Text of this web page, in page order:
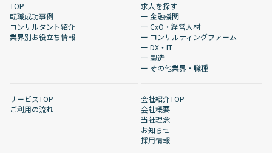
TOP
転職成功事例
コンサルタント紹介
業界別お役立ち情報
求人を探す
ー 金融機関
ー CxO・経営人材
ー コンサルティングファーム
ー DX・IT
ー 製造
ー その他業界・職種
サービスTOP
ご利用の流れ
会社紹介TOP
会社概要
当社理念
お知らせ
採用情報